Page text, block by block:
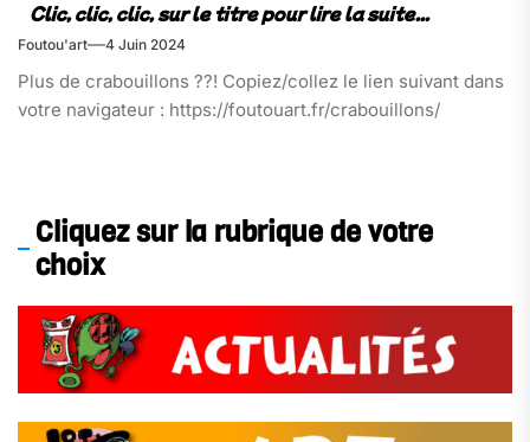
Foutou'art 4 Juin 2024
Plus de crabouillons ??! Copiez/collez le lien suivant dans
votre navigateur : https://foutouart.fr/crabouillons/
Cliquez sur la rubrique de votre
choix